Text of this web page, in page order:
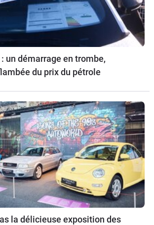
un démarrage en trombe,
du prix du pétrole
la délicieuse exposition des